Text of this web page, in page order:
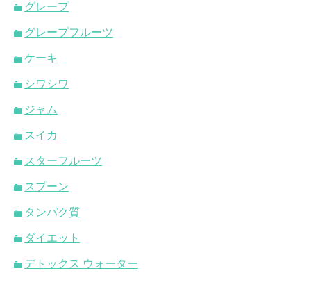
グレープ
グレープフルーツ
ケーキ
シワシワ
ジャム
スイカ
スターフルーツ
スプーン
タンパク質
ダイエット
デトックス ウォーター